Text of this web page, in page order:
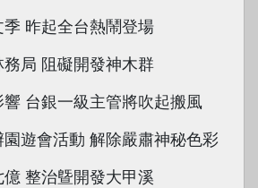
昨起全台熱鬧登場
局 阻礙開發神木群
響 台銀一級主管將吹起搬風
遊會活動 解除嚴肅神秘色彩
整治曁開發大甲溪